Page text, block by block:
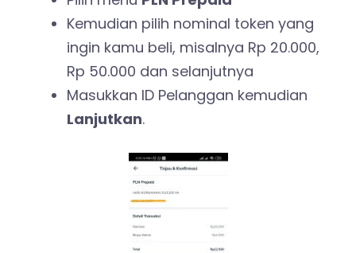
Kemudian pilih nominal token yang
ingin kamu beli, misalnya Rp 20.000,
Rp 50.000 dan selanjutnya
Masukkan ID Pelanggan kemudian
Lanjutkan.